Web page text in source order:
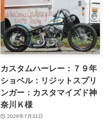
カスタムハーレー：７９年
ショベル：リジットスプリ
ンガー：カスタマイズド神
奈川Ｋ様
2026年7月31日